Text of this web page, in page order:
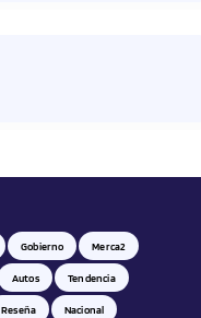
Gobierno Merca2
Autos Tendencia
Reseña Nacional